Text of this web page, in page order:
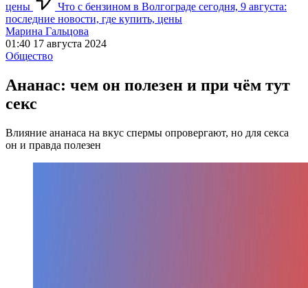
цены
Что с бензином в Волгограде сегодня, 9 августа:
последние новости, где купить, цены
Марина Гальцова
01:40 17 августа 2024
Общество
Ананас: чем он полезен и при чём тут
секс
Влияние ананаса на вкус спермы опровергают, но для секса
он и правда полезен